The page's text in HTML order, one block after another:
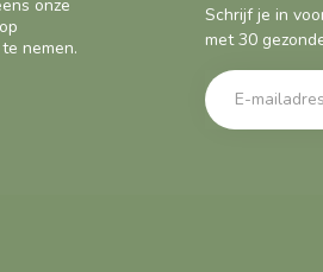
onze
nemen.
Schrijf je in
met 30